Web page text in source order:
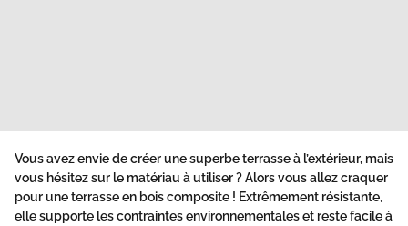
Vous avez envie de créer une superbe terrasse à l’extérieur, mais
vous hésitez sur le matériau à utiliser ? Alors vous allez craquer
pour une terrasse en bois composite ! Extrêmement résistante,
elle supporte les contraintes environnementales et reste facile à